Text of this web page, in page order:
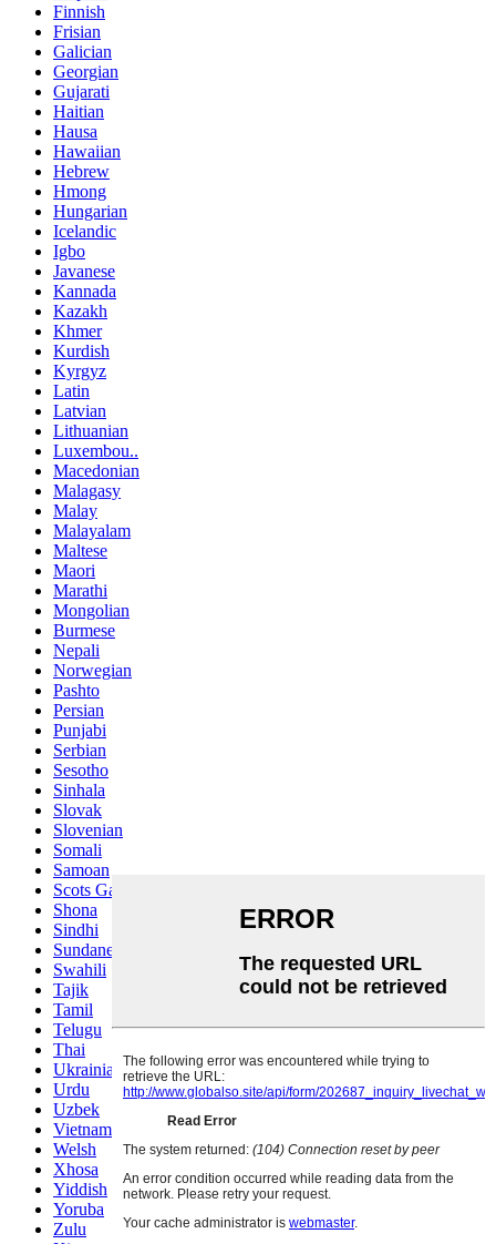
Finnish
Frisian
Galician
Georgian
Gujarati
Haitian
Hausa
Hawaiian
Hebrew
Hmong
Hungarian
Icelandic
Igbo
Javanese
Kannada
Kazakh
Khmer
Kurdish
Kyrgyz
Latin
Latvian
Lithuanian
Luxembou..
Macedonian
Malagasy
Malay
Malayalam
Maltese
Maori
Marathi
Mongolian
Burmese
Nepali
Norwegian
Pashto
Persian
Punjabi
Serbian
Sesotho
Sinhala
Slovak
Slovenian
Somali
Samoan
Scots Gaelic
Shona
Sindhi
Sundanese
Swahili
Tajik
Tamil
Telugu
Thai
Ukrainian
Urdu
Uzbek
Vietnamese
Welsh
Xhosa
Yiddish
Yoruba
Zulu